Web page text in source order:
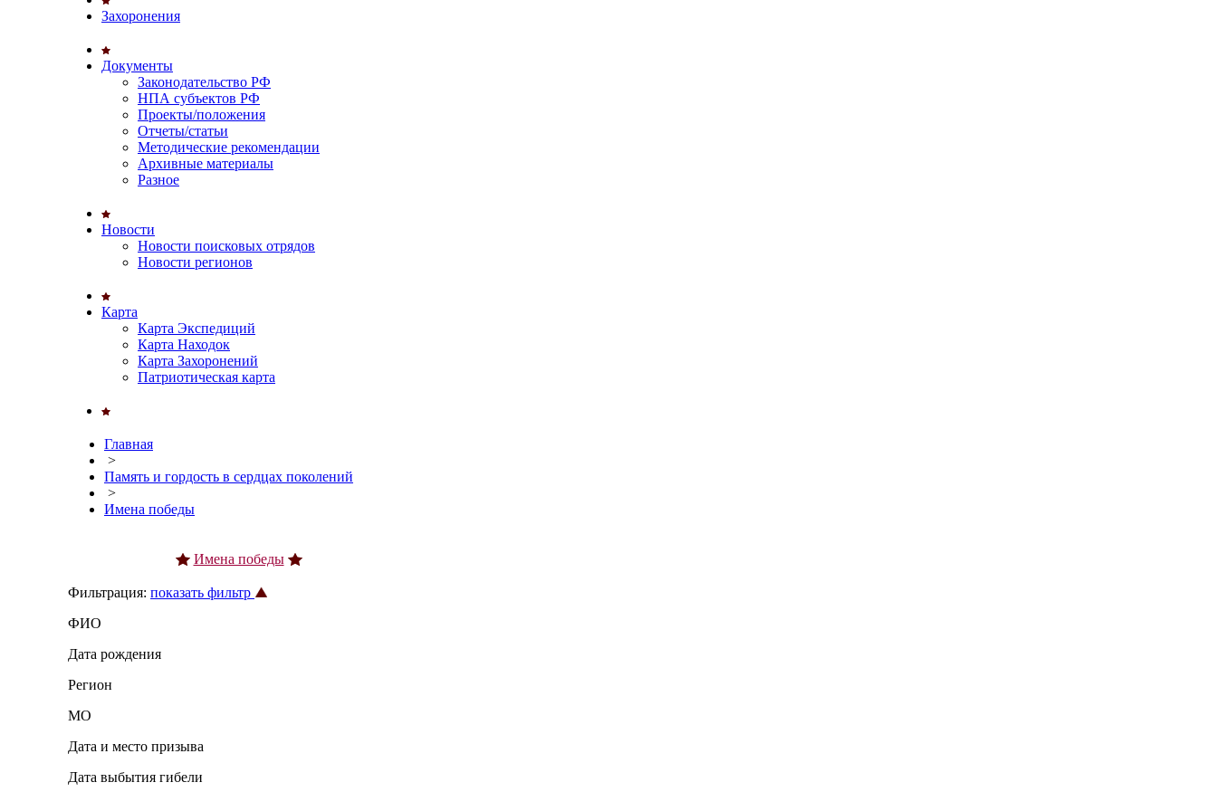
Захоронения
Документы
Законодательство РФ
НПА субъектов РФ
Проекты/положения
Отчеты/статьи
Методические рекомендации
Архивные материалы
Разное
Новости
Новости поисковых отрядов
Новости регионов
Карта
Карта Экспедиций
Карта Находок
Карта Захоронений
Патриотическая карта
Главная
>
Память и гордость в сердцах поколений
>
Имена победы
Имена победы
Фильтрация: показать фильтр
ФИО
Дата рождения
Регион
МО
Дата и место призыва
Дата выбытия гибели